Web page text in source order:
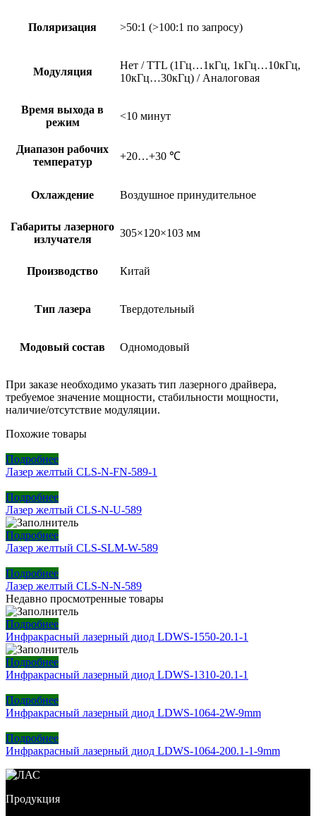
Поляризация >50:1 (>100:1 по запросу)
Модуляция
Нет / TTL (1Гц…1кГц, 1кГц…10кГц,
10кГц…30кГц) / Аналоговая
Время выхода в
режим
<10 минут
Диапазон рабочих
температур
+20…+30 ℃
Охлаждение Воздушное принудительное
Габариты лазерного
излучателя
305×120×103 мм
Производство Китай
Тип лазера Твердотельный
Модовый состав Одномодовый
При заказе необходимо указать тип лазерного драйвера,
требуемое значение мощности, стабильности мощности,
наличие/отсутствие модуляции.
Похожие товары
Подробнее
Лазер желтый CLS-N-FN-589-1
Подробнее
Лазер желтый CLS-N-U-589
Подробнее
Лазер желтый CLS-SLM-W-589
Подробнее
Лазер желтый CLS-N-N-589
Недавно просмотренные товары
Подробнее
Инфракрасный лазерный диод LDWS-1550-20.1-1
Подробнее
Инфракрасный лазерный диод LDWS-1310-20.1-1
Подробнее
Инфракрасный лазерный диод LDWS-1064-2W-9mm
Подробнее
Инфракрасный лазерный диод LDWS-1064-200.1-1-9mm
Продукция